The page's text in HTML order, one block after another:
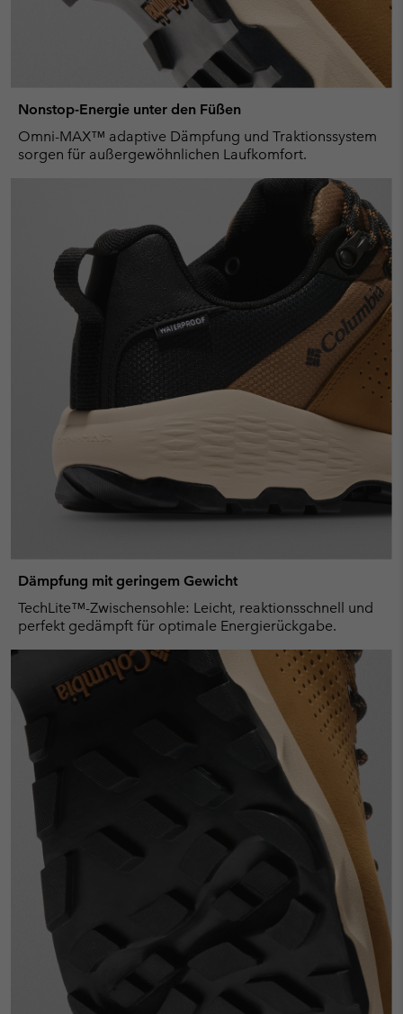
Nonstop-Energie unter den Füßen
Omni-MAX™ adaptive Dämpfung und Traktionssystem
sorgen für außergewöhnlichen Laufkomfort.
Dämpfung mit geringem Gewicht
TechLite™-Zwischensohle: Leicht, reaktionsschnell und
perfekt gedämpft für optimale Energierückgabe.